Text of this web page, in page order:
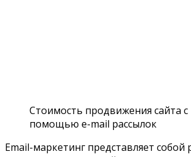
Стоимость продвижения сайта с
помощью e-mail рассылок
Email-маркетинг представляет собой